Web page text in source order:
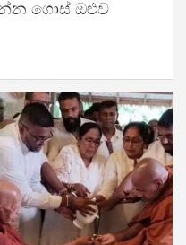
ගොස් ඔළුව